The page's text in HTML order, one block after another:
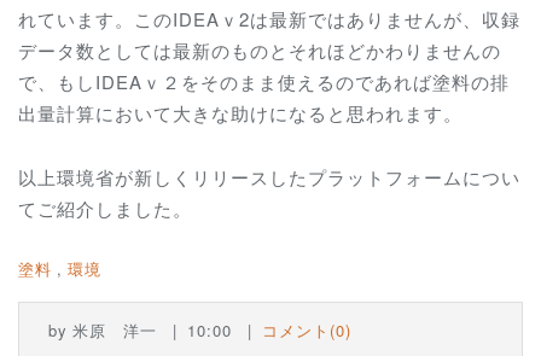
れています。このIDEAｖ2は最新ではありませんが、収録
データ数としては最新のものとそれほどかわりませんの
で、もしIDEAｖ２をそのまま使えるのであれば塗料の排
出量計算において大きな助けになると思われます。
以上環境省が新しくリリースしたプラットフォームについ
てご紹介しました。
塗料 環境
by 米原 洋一 10:00 コメント(0)